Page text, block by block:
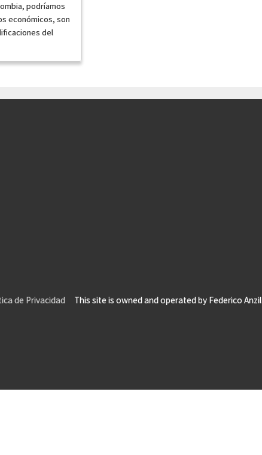
podríamos
económicos, son
del
de Privacidad This site is owned and operated by Federico Anzil